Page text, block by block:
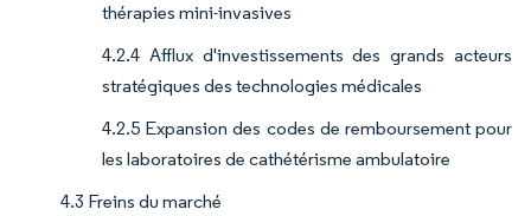
thérapies mini-invasives
4.2.4 Afflux d'investissements des grands acteurs
stratégiques des technologies médicales
4.2.5 Expansion des codes de remboursement pour
les laboratoires de cathétérisme ambulatoire
4.3 Freins du marché